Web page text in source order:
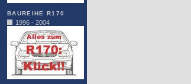
BAUREIHE R170
1996 - 2004